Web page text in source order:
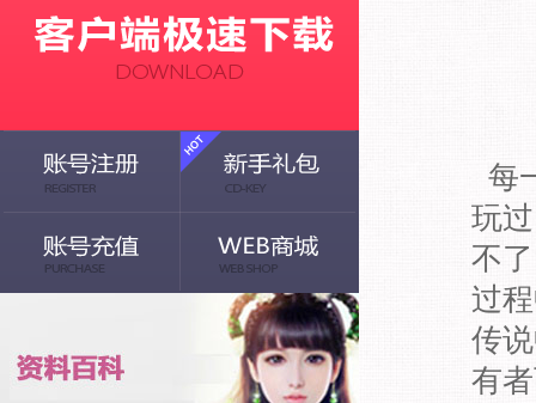
每
玩
不
过
传
有